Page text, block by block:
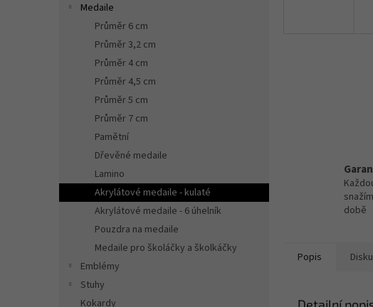
Medaile
Průměr 6 cm
Průměr 3,2 cm
Průměr 4 cm
Průměr 4,5 cm
Průměr 5 cm
Průměr 7 cm
Pamětní
Dřevěné medaile
Lamino
Akrylátové medaile - kulaté
Akrylátové medaile - 6 úhelník
Pouzdra na medaile
Medaile pro školáčky a školkáčky
Emblémy
Stuhy
Kokardy
době
Popis